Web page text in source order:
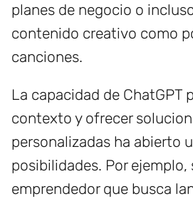
planes de negocio o
contenido creativo como
canciones.
La capacidad de ChatGPT
contexto y ofrecer
personalizadas ha abierto
posibilidades. Por ejemplo,
emprendedor que busca